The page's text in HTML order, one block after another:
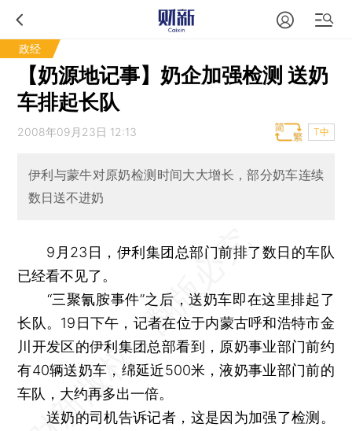
政经
【奶源地记事】奶企加强检测 送奶
车排起长队
2008年09月23日 12:13 T中
伊利与蒙牛对原奶检测时间大大增长，部分奶车连续
数日送不进奶
9月23日，伊利集团总部门前排了数日的车队
已经看不见了。
“三聚氰胺事件”之后，送奶车即在这里排起了
长队。19日下午，记者在位于内蒙古呼和浩特市金
川开发区的伊利集团总部看到，原奶事业部门前约
有40辆送奶车，绵延近500米，液奶事业部门前的
车队，大约再多出一倍。
送奶的司机告诉记者，这是因为加强了检测。